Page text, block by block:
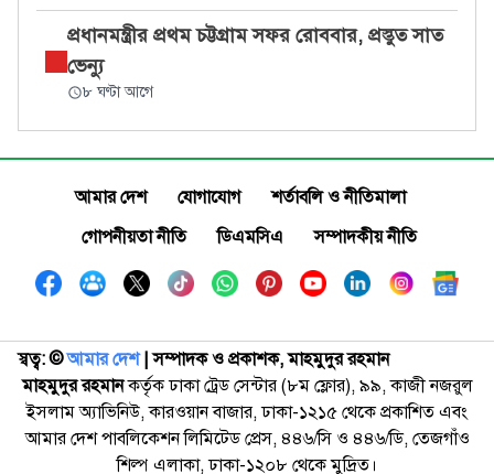
প্রধানমন্ত্রীর প্রথম চট্টগ্রাম সফর রোববার, প্রস্তুত সাত
ভেন্যু
৮ ঘণ্টা আগে
আমার দেশ যোগাযোগ
শর্তাবলি ও নীতিমালা
গোপনীয়তা নীতি
ডিএমসিএ সম্পাদকীয় নীতি
স্বত্ব: ©️আমার দেশ| সম্পাদক ও প্রকাশক, মাহমুদুর রহমান
মাহমুদুর রহমানকর্তৃক ঢাকা ট্রেড সেন্টার (৮ম ফ্লোর), ৯৯, কাজী নজরুল
ইসলাম অ্যাভিনিউ, কারওয়ান বাজার, ঢাকা-১২১৫ থেকে প্রকাশিত এবং
আমার দেশ পাবলিকেশন লিমিটেড প্রেস, ৪৪৬/সি ও ৪৪৬/ডি, তেজগাঁও
শিল্প এলাকা, ঢাকা-১২০৮ থেকে মুদ্রিত।